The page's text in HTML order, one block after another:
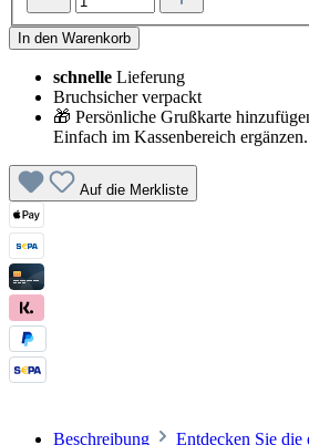
In den Warenkorb
schnelle Lieferung
Bruchsicher verpackt
🎁 Persönliche Grußkarte
Einfach im Kassenbereich ergänzen.
Auf die Merkliste
Beschreibung Entdecken Sie